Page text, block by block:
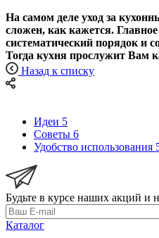
На самом деле уход за
сложен, как кажется.
систематический порядок и
Тогда кухня прослужит Вам
Назад к списку
Идеи 5
Советы 6
Удобство использования
Будьте в курсе наших акций и
Каталог